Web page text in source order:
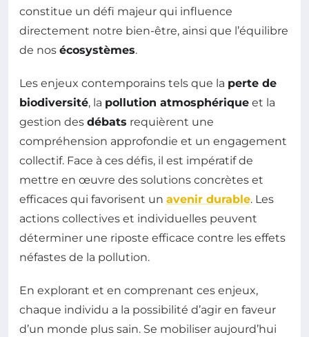
constitue un défi majeur qui influence
directement notre bien-être, ainsi que l’équilibre
de nos écosystèmes.
Les enjeux contemporains tels que la perte de
biodiversité, la pollution atmosphérique et la
gestion des débats requièrent une
compréhension approfondie et un engagement
collectif. Face à ces défis, il est impératif de
mettre en œuvre des solutions concrètes et
efficaces qui favorisent un avenir durable. Les
actions collectives et individuelles peuvent
déterminer une riposte efficace contre les effets
néfastes de la pollution.
En explorant et en comprenant ces enjeux,
chaque individu a la possibilité d’agir en faveur
d’un monde plus sain. Se mobiliser aujourd’hui